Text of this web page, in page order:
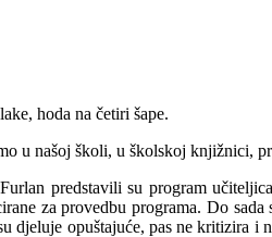
hoda na četiri šape.
u našoj školi, u školskoj knjižnici,
predstavili su program
za provedbu programa. Do
djeluje opuštajuće, pas ne